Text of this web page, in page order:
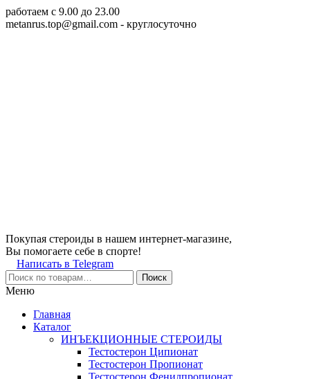
работаем c 9.00 до 23.00
metanrus.top@gmail.com - круглосуточно
Покупая стероиды в нашем интернет-магазине,
Вы помогаете себе в спорте!
Написать в Telegram
Поиск
Меню
Главная
Каталог
ИНЪЕКЦИОННЫЕ СТЕРОИДЫ
Тестостерон Ципионат
Тестостерон Пропионат
Тестостерон Фенилпропионат